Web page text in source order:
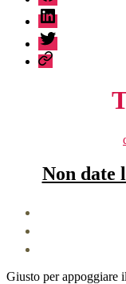
linkedin
twitter
sessionize
Non date
Giusto per appoggiare